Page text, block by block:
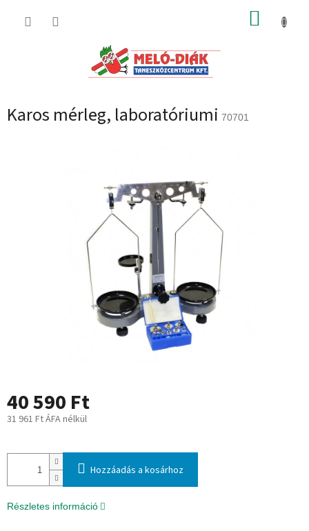
KOSÁR
Karos mérleg, laboratóriumi 70701
40 590 Ft
31 961 Ft ÁFA nélkül
Hozzáadás a kosárhoz
Részletes információ